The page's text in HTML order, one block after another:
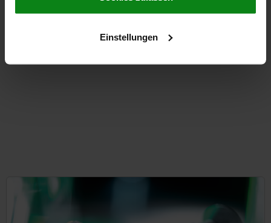
Einstellungen
ab0,27 €